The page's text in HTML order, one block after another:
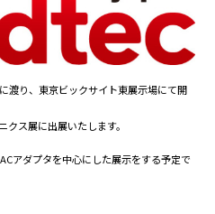
渡り、東京ビックサイト東展示場にて開
ス展に出展いたします。
アダプタを中心にした展示をする予定で